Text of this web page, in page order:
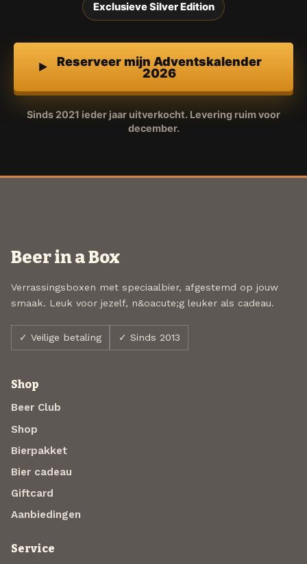
Exclusieve Silver Edition
Reserveer mijn Adventskalender
2026
Sinds 2021 ieder jaar uitverkocht. Levering ruim voor
december.
Beer in a Box
Verrassingsboxen met speciaalbier, afgestemd op jouw
smaak. Leuk voor jezelf, n&oacute;g leuker als cadeau.
✓ Veilige betaling ✓ Sinds 2013
Shop
Beer Club
Shop
Bierpakket
Bier cadeau
Giftcard
Aanbiedingen
Service